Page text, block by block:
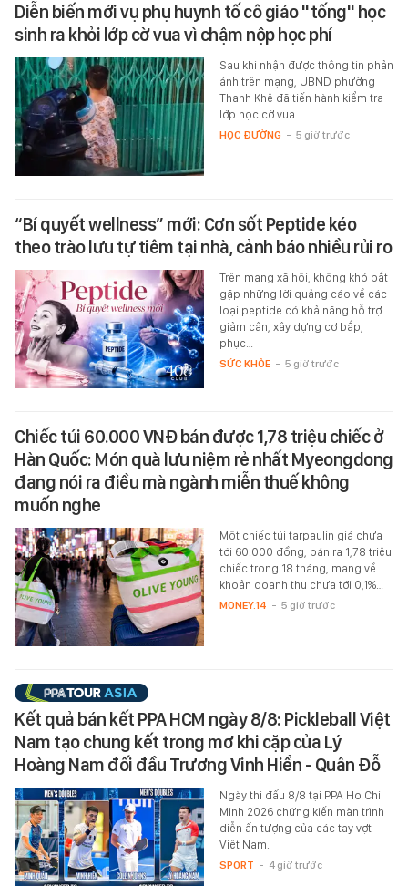
Diễn biến mới vụ phụ huynh tố cô giáo "tống" học
sinh ra khỏi lớp cờ vua vì chậm nộp học phí
Sau khi nhận được thông tin phản
ánh trên mạng, UBND phường
Thanh Khê đã tiến hành kiểm tra
lớp học cờ vua.
HỌC ĐƯỜNG - 5 giờ trước
“Bí quyết wellness” mới: Cơn sốt Peptide kéo
theo trào lưu tự tiêm tại nhà, cảnh báo nhiều rủi ro
Trên mạng xã hội, không khó bắt
gặp những lời quảng cáo về các
loại peptide có khả năng hỗ trợ
giảm cân, xây dựng cơ bắp,
phục…
SỨC KHỎE - 5 giờ trước
Chiếc túi 60.000 VNĐ bán được 1,78 triệu chiếc ở
Hàn Quốc: Món quà lưu niệm rẻ nhất Myeongdong
đang nói ra điều mà ngành miễn thuế không
muốn nghe
Một chiếc túi tarpaulin giá chưa
tới 60.000 đồng, bán ra 1,78 triệu
chiếc trong 18 tháng, mang về
khoản doanh thu chưa tới 0,1%…
MONEY.14 - 5 giờ trước
Kết quả bán kết PPA HCM ngày 8/8: Pickleball Việt
Nam tạo chung kết trong mơ khi cặp của Lý
Hoàng Nam đối đầu Trương Vinh Hiển - Quân Đỗ
Ngày thi đấu 8/8 tại PPA Ho Chi
Minh 2026 chứng kiến màn trình
diễn ấn tượng của các tay vợt
Việt Nam.
SPORT - 4 giờ trước